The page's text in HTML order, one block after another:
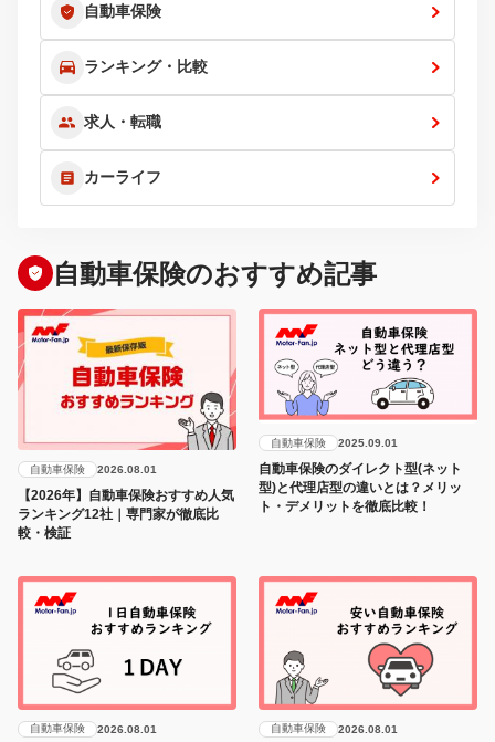
自動車保険
ランキング・比較
求人・転職
カーライフ
自動車保険のおすすめ記事
自動車保険 2026.08.01
【2026年】自動車保険おすすめ人気
ランキング12社｜専門家が徹底比
較・検証
自動車保険 2025.09.01
自動車保険のダイレクト型(ネット
型)と代理店型の違いとは？メリッ
ト・デメリットを徹底比較！
自動車保険 2026.08.01 自動車保険 2026.08.01